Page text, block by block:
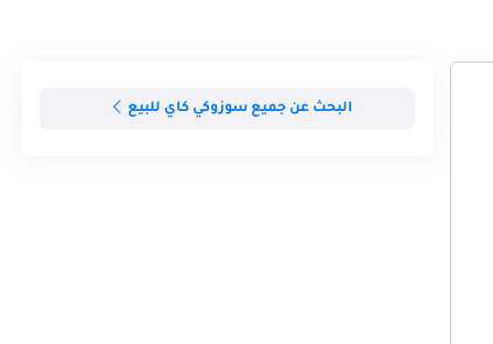
البحث عن جميع سوزوكي كاي للبيع